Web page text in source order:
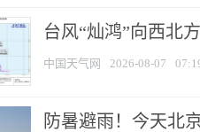
台风“灿鸿”向西北
中国天气网 2026-08-07
防暑避雨！今天北